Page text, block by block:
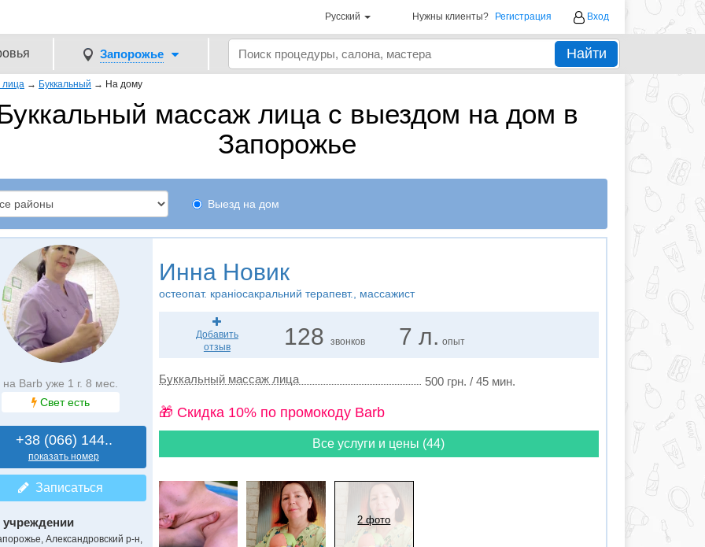
Русский Нужны клиенты? Регистрация Вход
Запорожье Найти
→ Буккальный → На дому
массаж лица с выездом на дом в
Запорожье
Выезд на дом
на Barb уже 1 г. 8 мес.
Свет есть
+38 (066) 144..
показать номер
Записаться
Александровский р-н,
Инна Новик
остеопат. краніосакральний терапевт., массажист
Добавить
отзыв
128звонков 7 л. опыт
Буккальный массаж лица 500 грн. / 45 мин.
🎁 Cкидка 10% по промокоду Barb
Все услуги и цены (44)
2 фото